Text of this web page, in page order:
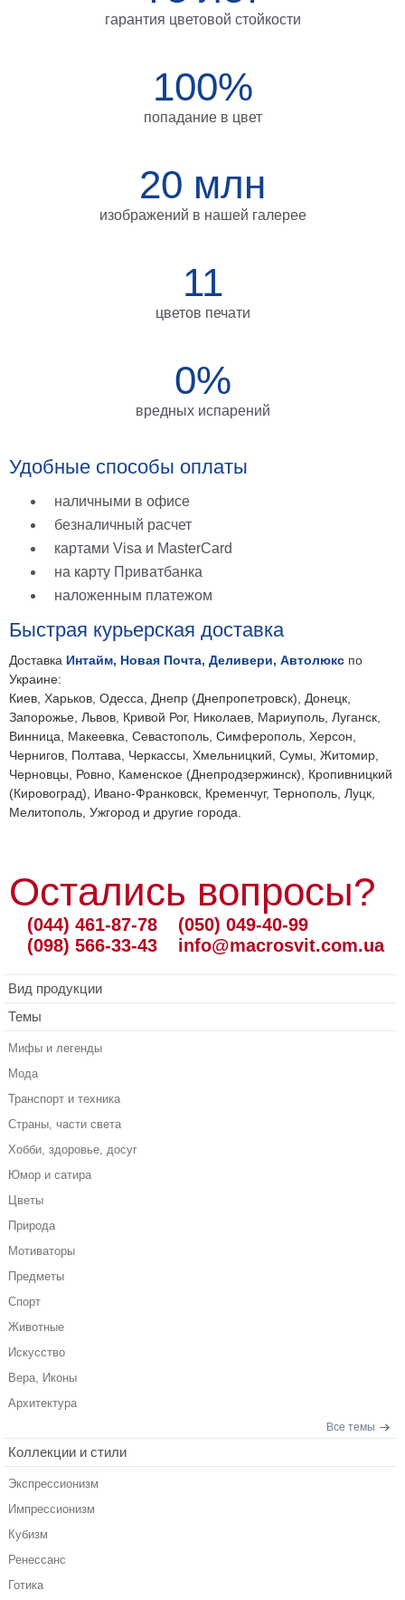
гарантия цветовой стойкости
100%
попадание в цвет
20 млн
изображений в нашей галерее
11
цветов печати
0%
вредных испарений
Удобные способы оплаты
наличными в офисе
безналичный расчет
картами Visa и MasterCard
на карту Приватбанка
наложенным платежом
Быстрая курьерская доставка
Доставка Интайм, Новая Почта, Деливери, Автолюкс по
Украине:
Киев, Харьков, Одесса, Днепр (Днепропетровск), Донецк,
Запорожье, Львов, Кривой Рог, Николаев, Мариуполь, Луганск,
Винница, Макеевка, Севастополь, Симферополь, Херсон,
Чернигов, Полтава, Черкассы, Хмельницкий, Сумы, Житомир,
Черновцы, Ровно, Каменское (Днепродзержинск), Кропивницкий
(Кировоград), Ивано-Франковск, Кременчуг, Тернополь, Луцк,
Мелитополь, Ужгород и другие города.
Остались вопросы?
(044) 461-87-78
(098) 566-33-43
(050) 049-40-99
info@macrosvit.com.ua
Вид продукции
Темы
Мифы и легенды
Мода
Транспорт и техника
Страны, части света
Хобби, здоровье, досуг
Юмор и сатира
Цветы
Природа
Мотиваторы
Предметы
Спорт
Животные
Искусство
Вера, Иконы
Архитектура
Все темы
Коллекции и стили
Экспрессионизм
Импрессионизм
Кубизм
Ренессанс
Готика